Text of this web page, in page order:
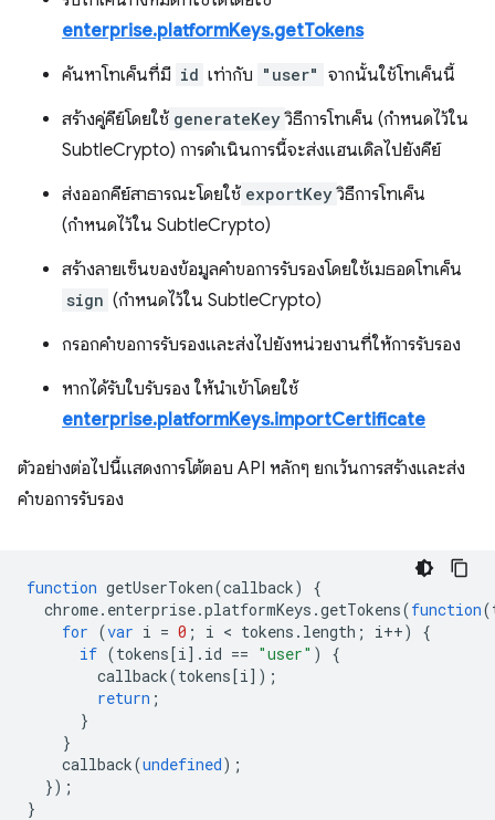
enterprise.platformKeys.getTokens
ค้นหาโทเค็นที่มี id เท่ากับ "user" จากนั้นใช้โทเค็นนี้
สร้างคู่คีย์โดยใช้ generateKey วิธีการโทเค็น (กำหนดไว้ใน
SubtleCrypto) การดำเนินการนี้จะส่งแฮนเดิลไปยังคีย์
ส่งออกคีย์สาธารณะโดยใช้ exportKey วิธีการโทเค็น
(กำหนดไว้ใน SubtleCrypto)
สร้างลายเซ็นของข้อมูลคำขอการรับรองโดยใช้เมธอดโทเค็น
sign (กำหนดไว้ใน SubtleCrypto)
กรอกคำขอการรับรองและส่งไปยังหน่วยงานที่ให้การรับรอง
หากได้รับใบรับรอง ให้นำเข้าโดยใช้
enterprise.platformKeys.importCertificate
ตัวอย่างต่อไปนี้แสดงการโต้ตอบ API หลักๆ ยกเว้นการสร้างและส่ง
คำขอการรับรอง
function getUserToken(callback)
{
chrome. enterprise.platformKeys .getTokens(function(
for (var i = 0 ; i < tokens . length ; i++)
{
if (tokens[i]. id == "user" )
{
callback(tokens[i]);
return ;
}
}
callback(undefined);
});
}